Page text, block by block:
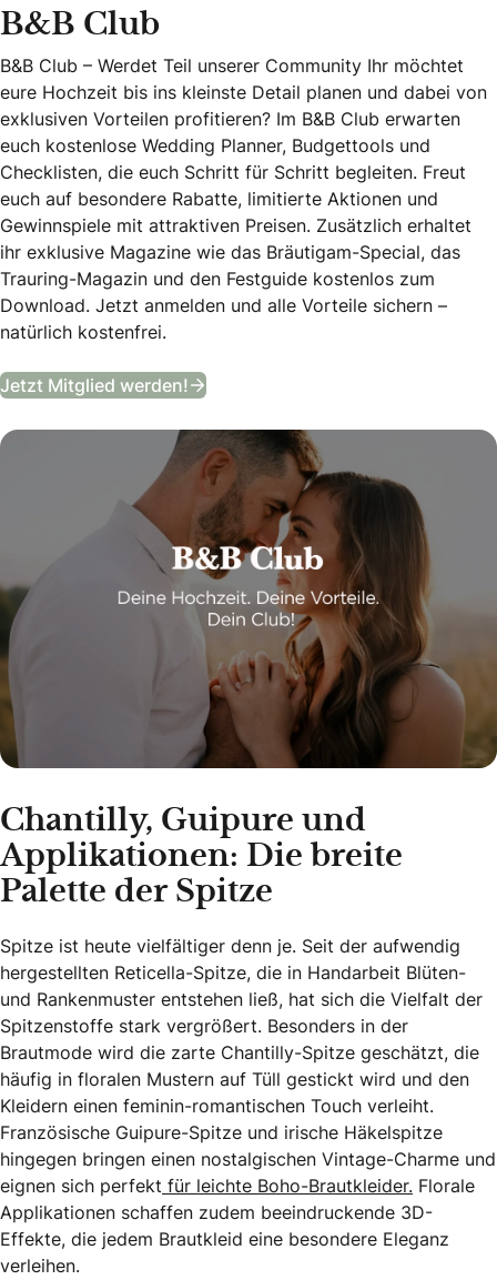
B&B Club
B&B Club – Werdet Teil unserer Community Ihr möchtet
eure Hochzeit bis ins kleinste Detail planen und dabei von
exklusiven Vorteilen profitieren? Im B&B Club erwarten
euch kostenlose Wedding Planner, Budgettools und
Checklisten, die euch Schritt für Schritt begleiten. Freut
euch auf besondere Rabatte, limitierte Aktionen und
Gewinnspiele mit attraktiven Preisen. Zusätzlich erhaltet
ihr exklusive Magazine wie das Bräutigam-Special, das
Trauring-Magazin und den Festguide kostenlos zum
Download. Jetzt anmelden und alle Vorteile sichern –
natürlich kostenfrei.
Jetzt Mitglied werden! B&B Club
Chantilly, Guipure und
Applikationen: Die breite
Palette der Spitze
Spitze ist heute vielfältiger denn je. Seit der aufwendig
hergestellten Reticella-Spitze, die in Handarbeit Blüten-
und Rankenmuster entstehen ließ, hat sich die Vielfalt der
Spitzenstoffe stark vergrößert. Besonders in der
Brautmode wird die zarte Chantilly-Spitze geschätzt, die
häufig in floralen Mustern auf Tüll gestickt wird und den
Kleidern einen feminin-romantischen Touch verleiht.
Französische Guipure-Spitze und irische Häkelspitze
hingegen bringen einen nostalgischen Vintage-Charme und
eignen sich perfekt für leichte Boho-Brautkleider. Florale
Applikationen schaffen zudem beeindruckende 3D-
Effekte, die jedem Brautkleid eine besondere Eleganz
verleihen.